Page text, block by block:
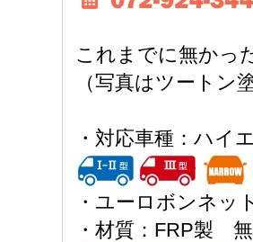
これまでに無かっ
（写真はツート
・対応車種：ハイ
・ユーロボンネッ
・材質：FRP製